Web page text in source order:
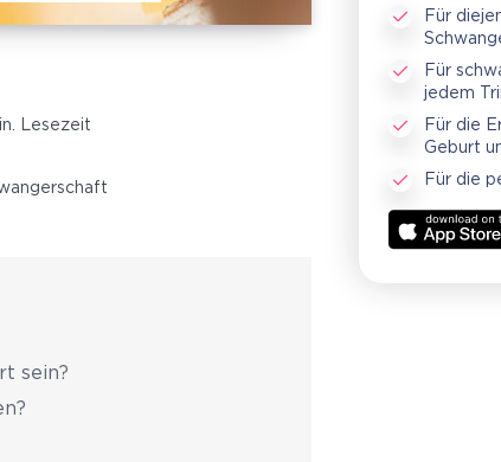
Lesezeit
sein?
Für
Für
jedem
Für die
Geburt
Für die